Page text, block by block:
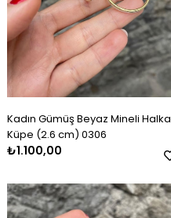
Kadın Gümüş Beyaz Mineli Halka
Küpe (2.6 cm) 0306
₺1.100,00